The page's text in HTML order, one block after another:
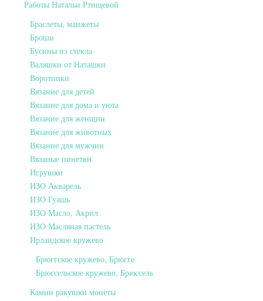
Работы Натальи Ртищевой
Браслеты, манжеты
Броши
Бусины из стекла
Валяшки от Наташки
Воротники
Вязание для детей
Вязание для дома и уюта
Вязание для женщин
Вязание для животных
Вязание для мужчин
Вязаные пинетки
Игрушки
ИЗО Акварель
ИЗО Гуашь
ИЗО Масло, Акрил
ИЗО Масляная пастель
Ирландское кружево
Брюггское кружево, Брюгге
Брюссельское кружево, Брюссель
Камни ракушки монеты